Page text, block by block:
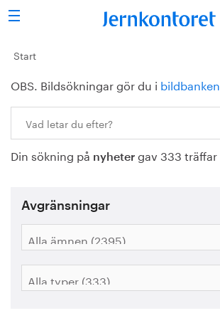
Sök
Stålindustrin
Vision 2050
Forskning/utbildning
Energi/miljö
Vi tycker
Bildbank
Start
OBS. Bildsökningar gör du i bildbanken
Din sökning på nyheter gav 333 träffar
Avgränsningar